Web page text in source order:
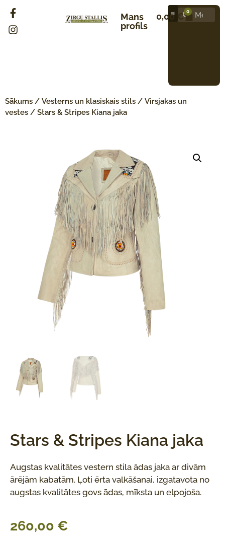
Mans
profils
0,00 € 0
Sākums / Vesterns un klasiskais stils / Virsjakas un
vestes / Stars & Stripes Kiana jaka
Stars & Stripes Kiana jaka
Augstas kvalitātes vestern stila ādas jaka ar divām
ārējām kabatām. Ļoti ērta valkāšanai, izgatavota no
augstas kvalitātes govs ādas, mīksta un elpojoša.
260,00 €